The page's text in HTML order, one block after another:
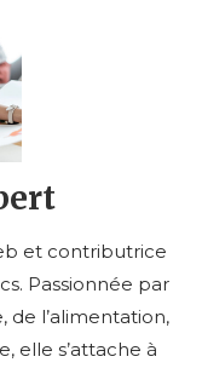
et contributrice
Passionnée par
de l’alimentation,
elle s’attache à